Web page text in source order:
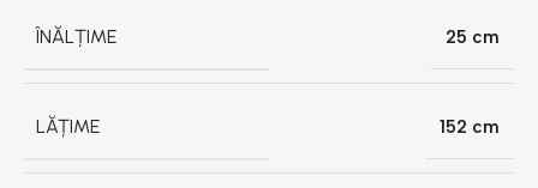
ÎNĂLȚIME 25 cm
LĂȚIME 152 cm